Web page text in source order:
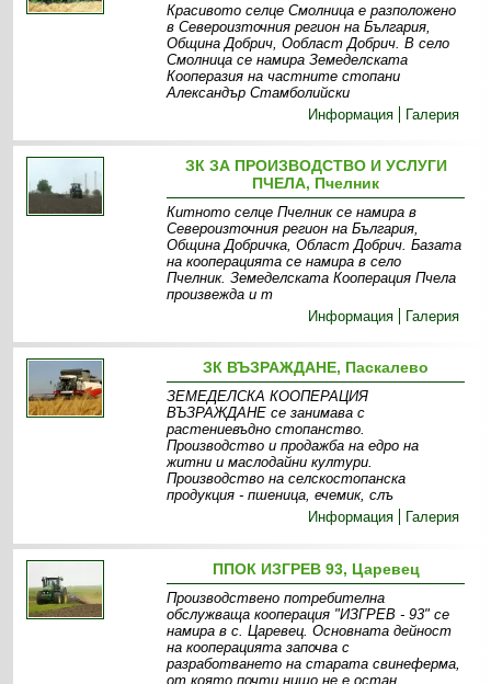
Красивото селце Смолница е разположено
в Североизточния регион на България,
Община Добрич, Ообласт Добрич. В село
Смолница се намира Земеделската
Кооперазия на частните стопани
Александър Стамболийски
Информация
Галерия
ЗК ЗА ПРОИЗВОДСТВО И УСЛУГИ
ПЧЕЛА, Пчелник
Китното селце Пчелник се намира в
Североизточния регион на България,
Община Добричка, Област Добрич. Базата
на кооперацията се намира в село
Пчелник. Земеделската Кооперация Пчела
произвежда и т
Информация
Галерия
ЗК ВЪЗРАЖДАНЕ, Паскалево
ЗЕМЕДЕЛСКА КООПЕРАЦИЯ
ВЪЗРАЖДАНЕ се занимава с
растениевъдно стопанство.
Производство и продажба на едро на
житни и маслодайни култури.
Производство на селскостопанска
продукция - пшеница, ечемик, слъ
Информация
Галерия
ППОК ИЗГРЕВ 93, Царевец
Производствено потребителна
обслужваща кооперация "ИЗГРЕВ - 93" се
намира в с. Царевец. Основната дейност
на кооперацията започва с
разработването на старата свинеферма,
от която почти нищо не е остан